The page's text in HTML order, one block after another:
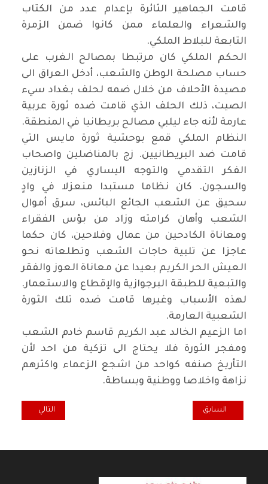
قامت الجماهير الثائرة بإعدام عدد من الكتاب
والشعراء والعلماء ممن كانوا ضمن الزمرة
التابعة للبلاط الملكي.
الحكم الملكي كان مرتبطا بمصالح الغرب على
حساب مصلحة الوطن والشعب، أدخل العراق الى
مصيدة الأحلاف من خلال ضمه لحلف بغداد سيء
الصيت، ذلك الحلف الذي قامت ضده ثورة عربية
عارمة لأنه جاء ليلبي مصالح بريطانيا في المنطقة.
النظام الملكي قمع بوحشية ثورة مايس التي
قامت ضد البريطانيين. زج بالمناضلين واصحاب
الفكر التقدمي والتوجه اليساري في الزنازين
والسجون. كان نظاما مستبدا منعزلا في وادٍ
سحيق عن الشعب الجائع البائس، سرق أموال
الشعب وأهان كرامته وزاد من بؤس الفقراء
ومعاناة الكادحين من عمال وفلاحين، كان حكما
عاجزا عن تلبية حاجات الشعب وتطلعاته نحو
العيش الحر الكريم بعيدا عن معاناة العوز والفقر
والتبعية للطبقة البرجوازية والإقطاع والاستعمار.
لهذه الأسباب وغيرها قامت ضده تلك الثورة
الشعبية العارمة.
اما الزعيم الخالد عبد الكريم قاسم خادم الشعب
ومفجر الثورة فلا يحتاج الى تزكية من احد لأن
التأريخ صنفه كواحد من اشجع الزعماء واكثرهم
نزاهة واخلاصا ووطنية وبساطة.
المقال السابق: سرقة أصوات الناخبين جريمة تقع تحت طائلة قانون
السابق المقال التالي:
التالي